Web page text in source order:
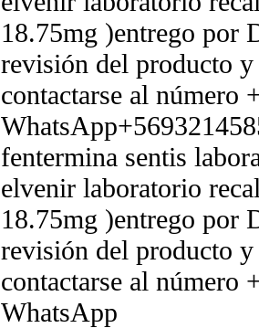
18.75mg )entrego por
revisión del producto
contactarse al número
fentermina sentis
elvenir laboratorio
18.75mg )entrego por
revisión del producto
contactarse al número
WhatsApp